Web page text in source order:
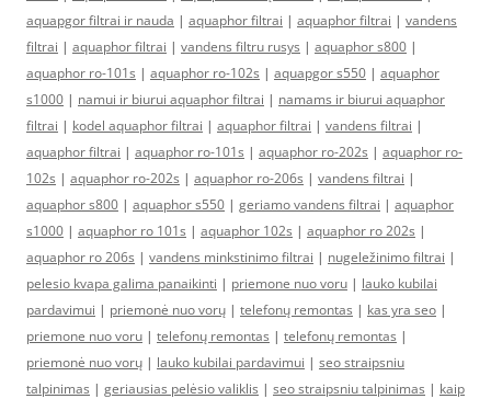
aquapgor filtrai ir nauda | aquaphor filtrai | aquaphor filtrai | vandens
filtrai | aquaphor filtrai | vandens filtru rusys | aquaphor s800 |
aquaphor ro-101s | aquaphor ro-102s | aquapgor s550 | aquaphor
s1000 | namui ir biurui aquaphor filtrai | namams ir biurui aquaphor
filtrai | kodel aquaphor filtrai | aquaphor filtrai | vandens filtrai |
aquaphor filtrai | aquaphor ro-101s | aquaphor ro-202s | aquaphor ro-
102s | aquaphor ro-202s | aquaphor ro-206s | vandens filtrai |
aquaphor s800 | aquaphor s550 | geriamo vandens filtrai | aquaphor
s1000 | aquaphor ro 101s | aquaphor 102s | aquaphor ro 202s |
aquaphor ro 206s | vandens minkstinimo filtrai | nugeležinimo filtrai |
pelesio kvapa galima panaikinti | priemone nuo voru | lauko kubilai
pardavimui | priemonė nuo vorų | telefonų remontas | kas yra seo |
priemone nuo voru | telefonų remontas | telefonų remontas |
priemonė nuo vorų | lauko kubilai pardavimui | seo straipsniu
talpinimas | geriausias pelėsio valiklis | seo straipsniu talpinimas | kaip